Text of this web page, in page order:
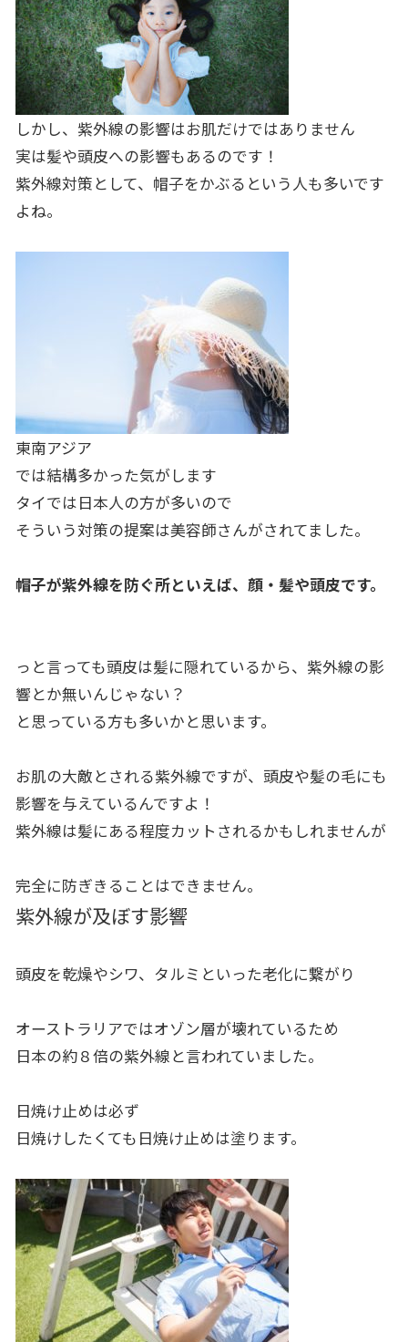
しかし、紫外線の影響はお肌だけではありません
実は髪や頭皮への影響もあるのです！
紫外線対策として、帽子をかぶるという人も多いです
よね。
東南アジア
では結構多かった気がします
タイでは日本人の方が多いので
そういう対策の提案は美容師さんがされてました。
帽子が紫外線を防ぐ所といえば、顔・髪や頭皮です。
っと言っても頭皮は髪に隠れているから、紫外線の影
響とか無いんじゃない？
と思っている方も多いかと思います。
お肌の大敵とされる紫外線ですが、頭皮や髪の毛にも
影響を与えているんですよ！
紫外線は髪にある程度カットされるかもしれませんが
完全に防ぎきることはできません。
紫外線が及ぼす影響
頭皮を乾燥やシワ、タルミといった老化に繋がり
オーストラリアではオゾン層が壊れているため
日本の約８倍の紫外線と言われていました。
日焼け止めは必ず
日焼けしたくても日焼け止めは塗ります。